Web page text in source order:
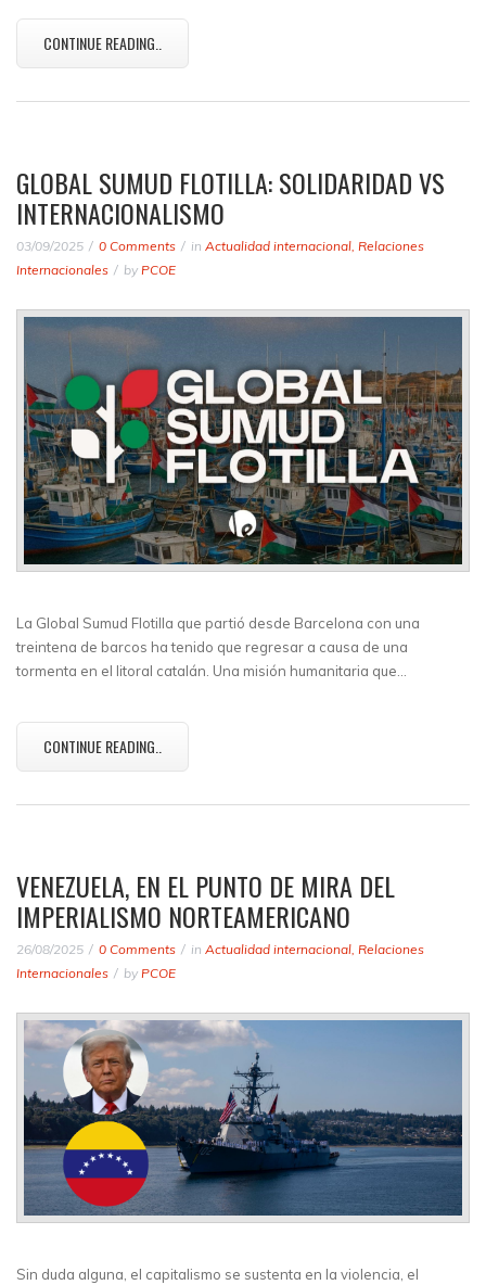
CONTINUE READING..
GLOBAL SUMUD FLOTILLA: SOLIDARIDAD VS
INTERNACIONALISMO
03/09/2025 0 Comments in Actualidad internacional, Relaciones
Internacionales
by PCOE
La Global Sumud Flotilla que partió desde Barcelona con una
treintena de barcos ha tenido que regresar a causa de una
tormenta en el litoral catalán. Una misión humanitaria que…
CONTINUE READING..
VENEZUELA, EN EL PUNTO DE MIRA DEL
IMPERIALISMO NORTEAMERICANO
26/08/2025 0 Comments in Actualidad internacional Relaciones
Internacionales
by PCOE
Sin duda alguna, el capitalismo se sustenta en la violencia, el